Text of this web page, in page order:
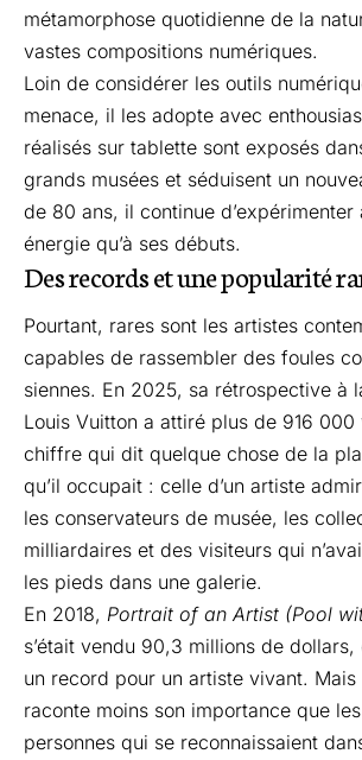
métamorphose quotidienne de la
vastes compositions numériques.
Loin de considérer les outils
menace, il les adopte avec
réalisés sur tablette sont exposés
grands musées et séduisent un
de 80 ans, il continue d’expérimenter
énergie qu’à ses débuts.
Des records et une popularité
Pourtant, rares sont les artistes
capables de rassembler des foules
siennes. En 2025, sa rétrospective à
Louis Vuitton a attiré plus de 916 000
chiffre qui dit quelque chose de la
qu’il occupait : celle d’un artiste
les conservateurs de musée, les
milliardaires et des visiteurs qui
les pieds dans une galerie.
En 2018, Portrait of an Artist (Pool
s’était vendu 90,3 millions de
un record pour un artiste vivant.
raconte moins son importance que
personnes qui se reconnaissaient